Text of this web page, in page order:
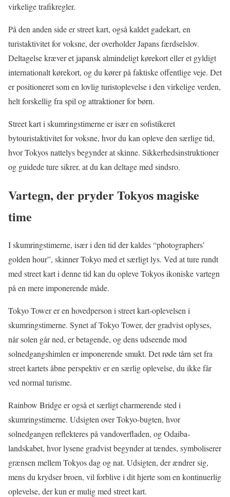
virkelige trafikregler.
På den anden side er street kart, også kaldet gadekart, en
turistaktivitet for voksne, der overholder Japans færdselslov.
Deltagelse kræver et japansk almindeligt kørekort eller et gyldigt
internationalt kørekort, og du kører på faktiske offentlige veje. Det
er positioneret som en lovlig turistoplevelse i den virkelige verden,
helt forskellig fra spil og attraktioner for børn.
Street kart i skumringstimerne er især en sofistikeret
bytouristaktivitet for voksne, hvor du kan opleve den særlige tid,
hvor Tokyos nattelys begynder at skinne. Sikkerhedsinstruktioner
og guidede ture sikrer, at du kan deltage med sindsro.
Vartegn, der pryder Tokyos magiske
time
I skumringstimerne, især i den tid der kaldes “photographers’
golden hour”, skinner Tokyo med et særligt lys. Ved at ture rundt
med street kart i denne tid kan du opleve Tokyos ikoniske vartegn
på en mere imponerende måde.
Tokyo Tower er en hovedperson i street kart-oplevelsen i
skumringstimerne. Synet af Tokyo Tower, der gradvist oplyses,
når solen går ned, er betagende, og dens udseende mod
solnedgangshimlen er imponerende smukt. Det røde tårn set fra
street kartets åbne perspektiv er en særlig oplevelse, du ikke får
ved normal turisme.
Rainbow Bridge er også et særligt charmerende sted i
skumringstimerne. Udsigten over Tokyo-bugten, hvor
solnedgangen reflekteres på vandoverfladen, og Odaiba-
landskabet, hvor lysene gradvist begynder at tændes, symboliserer
grænsen mellem Tokyos dag og nat. Udsigten, der ændrer sig,
mens du krydser broen, vil forblive i dit hjerte som en kontinuerlig
oplevelse, der kun er mulig med street kart.